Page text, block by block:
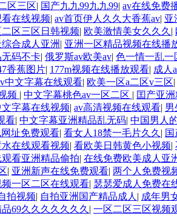
区三区| 国产九九99九九99| av在线免费
在线视频| av首页伊人久久大香蕉av| 亚
区三区日韩视频| 欧美激情美女久久久 |
合成人亚洲 | 亚洲一区精品视频在线播
无码不卡| 俄罗斯av欧美av| 色一情一乱一
香蕉图片| 177m视频在线播放观看| 成人
中文字幕在线观看| 欧美一区a二区v三区|
频 | 中文字幕桃色av一区二区 | 囯产亚
字幕在线视频| av高清视频在线观看| 男
看| 中文字幕亚洲精品乱无码| 中国男人
址免费观看| 看女人18禁一毛片久久 |
水在线观看视频| 看欧美日韩黄色小视频|
看亚洲精品偷拍| 在线免费欧美成人亚
| 亚洲新声在线免费观看| 两个人免费视
频一区二区在线观看| 瑟瑟爱成人免费在
拍视频| 自拍亚洲国产精品成人 | 成年男
69久久久久久久久 | 一区二区三区视频